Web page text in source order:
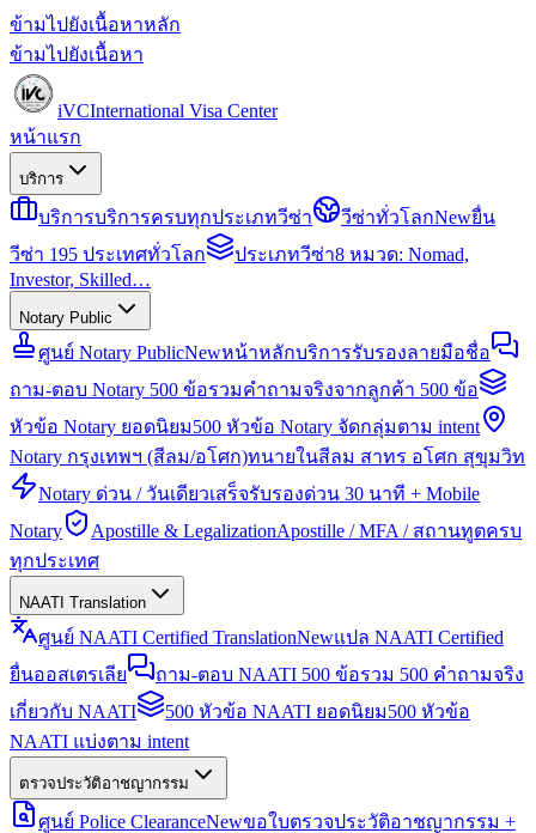
ข้ามไปยังเนื้อหาหลัก
ข้ามไปยังเนื้อหา
iVCInternational Visa Center
หน้าแรก
บริการ
บริการบริการครบทุกประเภทวีซ่า วีซ่าทั่วโลกNewยื่น
วีซ่า 195 ประเทศทั่วโลก
ประเภทวีซ่า8 หมวด: Nomad,
Investor, Skilled…
Notary Public
ศูนย์ Notary PublicNewหน้าหลักบริการรับรองลายมือชื่อ
ถาม-ตอบ Notary 500 ข้อรวมคำถามจริงจากลูกค้า 500 ข้อ
หัวข้อ Notary ยอดนิยม500 หัวข้อ Notary จัดกลุ่มตาม intent
Notary กรุงเทพฯ (สีลม/อโศก)ทนายในสีลม สาทร อโศก สุขุมวิท
Notary ด่วน / วันเดียวเสร็จรับรองด่วน 30 นาที + Mobile
Notary
Apostille & LegalizationApostille / MFA / สถานทูตครบ
ทุกประเทศ
NAATI Translation
ศูนย์ NAATI Certified TranslationNewแปล NAATI Certified
ยื่นออสเตรเลีย
ถาม-ตอบ NAATI 500 ข้อรวม 500 คำถามจริง
เกี่ยวกับ NAATI
500 หัวข้อ NAATI ยอดนิยม500 หัวข้อ
NAATI แบ่งตาม intent
ตรวจประวัติอาชญากรรม
ศูนย์ Police ClearanceNewขอใบตรวจประวัติอาชญากรรม +